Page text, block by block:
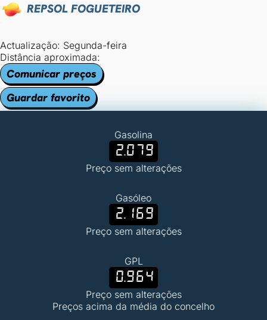
REPSOL FOGUETEIRO
Actualização: Segunda-feira
Distância aproximada:
Comunicar preços
Guardar favorito
Gasolina
2.079
Preço sem alterações
Gasóleo
2.169
Preço sem alterações
GPL
0.964
Preço sem alterações
Preços acima da média do concelho